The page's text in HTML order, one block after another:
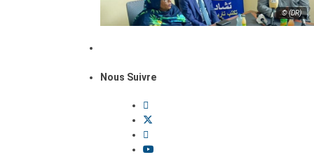
© (DR)
Nous Suivre